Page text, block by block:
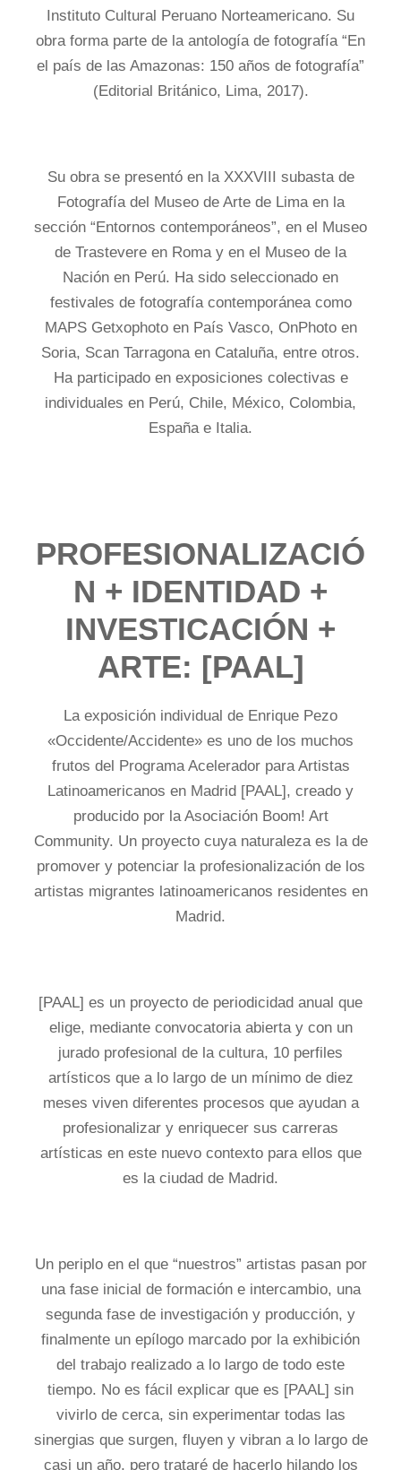
Instituto Cultural Peruano Norteamericano. Su
obra forma parte de la antología de fotografía “En
el país de las Amazonas: 150 años de fotografía”
(Editorial Británico, Lima, 2017).
Su obra se presentó en la XXXVIII subasta de
Fotografía del Museo de Arte de Lima en la
sección “Entornos contemporáneos”, en el Museo
de Trastevere en Roma y en el Museo de la
Nación en Perú. Ha sido seleccionado en
festivales de fotografía contemporánea como
MAPS Getxophoto en País Vasco, OnPhoto en
Soria, Scan Tarragona en Cataluña, entre otros.
Ha participado en exposiciones colectivas e
individuales en Perú, Chile, México, Colombia,
España e Italia.
PROFESIONALIZACIÓ
N + IDENTIDAD +
INVESTICACIÓN +
ARTE: [PAAL]
La exposición individual de Enrique Pezo
«Occidente/Accidente» es uno de los muchos
frutos del Programa Acelerador para Artistas
Latinoamericanos en Madrid [PAAL], creado y
producido por la Asociación Boom! Art
Community. Un proyecto cuya naturaleza es la de
promover y potenciar la profesionalización de los
artistas migrantes latinoamericanos residentes en
Madrid.
[PAAL] es un proyecto de periodicidad anual que
elige, mediante convocatoria abierta y con un
jurado profesional de la cultura, 10 perfiles
artísticos que a lo largo de un mínimo de diez
meses viven diferentes procesos que ayudan a
profesionalizar y enriquecer sus carreras
artísticas en este nuevo contexto para ellos que
es la ciudad de Madrid.
Un periplo en el que “nuestros” artistas pasan por
una fase inicial de formación e intercambio, una
segunda fase de investigación y producción, y
finalmente un epílogo marcado por la exhibición
del trabajo realizado a lo largo de todo este
tiempo. No es fácil explicar que es [PAAL] sin
vivirlo de cerca, sin experimentar todas las
sinergias que surgen, fluyen y vibran a lo largo de
casi un año, pero trataré de hacerlo hilando los